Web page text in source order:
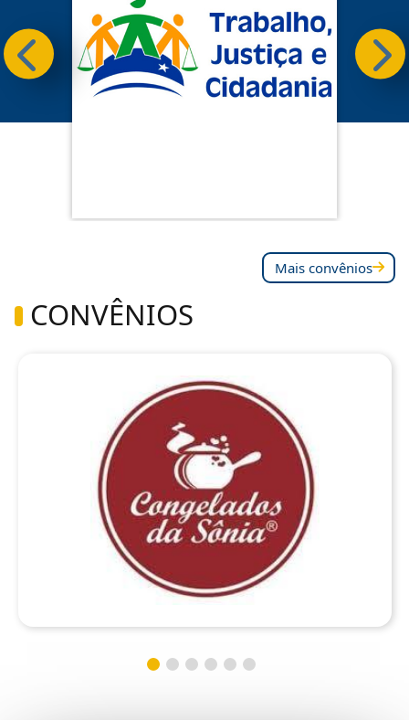
CONVÊNIOS
Mais convênios